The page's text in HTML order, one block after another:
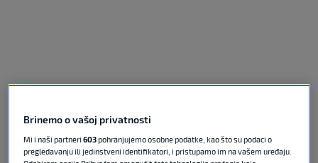
Pobjednik Velike nagrade Mađarske, osme utrke u
Dva sprinta i dvije glavne utrke na Balaton Parku –
Brinemo o vašoj privatnosti
Mi i naši partneri603pohranjujemo osobne podatke, kao što su podaci o
pregledavanju ili jedinstveni identifikatori, i pristupamo im na vašem uređaju.